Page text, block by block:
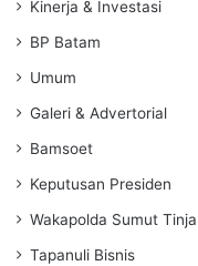
Kinerja & Investasi
BP Batam
Umum
Galeri & Advertorial
Bamsoet
Keputusan Presiden
Wakapolda Sumut
Tapanuli Bisnis